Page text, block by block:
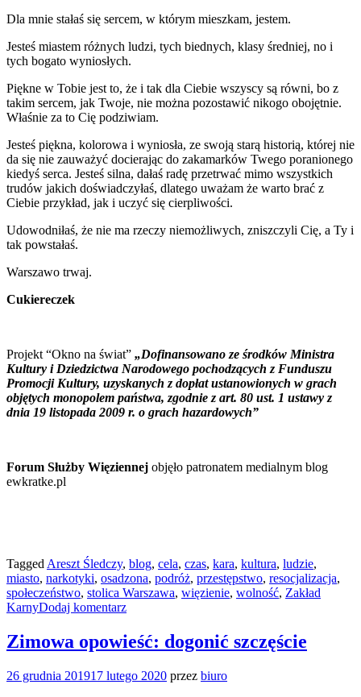
Dla mnie stałaś się sercem, w którym mieszkam, jestem.
Jesteś miastem różnych ludzi, tych biednych, klasy średniej, no i
tych bogato wyniosłych.
Piękne w Tobie jest to, że i tak dla Ciebie wszyscy są równi, bo z
takim sercem, jak Twoje, nie można pozostawić nikogo obojętnie.
Właśnie za to Cię podziwiam.
Jesteś piękna, kolorowa i wyniosła, ze swoją starą historią, której nie
da się nie zauważyć docierając do zakamarków Twego poranionego
kiedyś serca. Jesteś silna, dałaś radę przetrwać mimo wszystkich
trudów jakich doświadczyłaś, dlatego uważam że warto brać z
Ciebie przykład, jak i uczyć się cierpliwości.
Udowodniłaś, że nie ma rzeczy niemożliwych, zniszczyli Cię, a Ty i
tak powstałaś.
Warszawo trwaj.
Cukiereczek
Projekt “Okno na świat” „Dofinansowano ze środków Ministra
Kultury i Dziedzictwa Narodowego pochodzących z Funduszu
Promocji Kultury, uzyskanych z dopłat ustanowionych w grach
objętych monopolem państwa, zgodnie z art. 80 ust. 1 ustawy z
dnia 19 listopada 2009 r. o grach hazardowych”
Forum Służby Więziennej objęło patronatem medialnym blog
ewkratke.pl
Tagged Areszt Śledczy, blog, cela, czas, kara, kultura, ludzie,
miasto, narkotyki, osadzona, podróż, przestępstwo, resocjalizacja,
społeczeństwo, stolica Warszawa, więzienie, wolność, Zakład
KarnyDodaj komentarz
Zimowa opowieść: dogonić szczęście
26 grudnia 201917 lutego 2020 przez biuro